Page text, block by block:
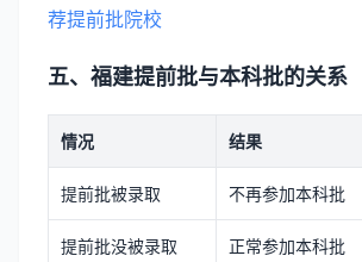
荐提前批院校
五、福建提前批与本科批的关系
情况 结果
提前批被录取 不再参加本科批
提前批没被录取 正常参加本科批